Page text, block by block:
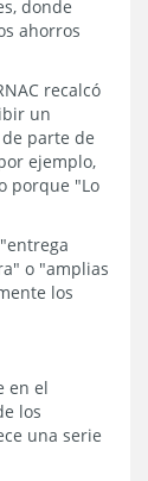
donde
ahorros
recalcó
un
parte de
ejemplo,
porque "Lo
o "amplias
los
en el
los
una serie